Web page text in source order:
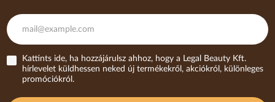
Kattints ide, ha hozzájárulsz ahhoz, hogy a Legal Beauty Kft.
hírlevelet küldhessen neked új termékekről, akciókról, különleges
promóciókról.